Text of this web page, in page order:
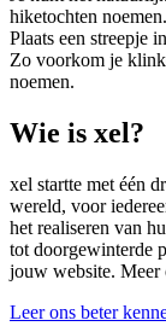
hiketochten noemen.
Plaats een streepje
Zo voorkom je
noemen.
Wie is xel?
xel startte met één
wereld, voor
het realiseren van
tot doorgewinterde
jouw website. Meer
Leer ons beter